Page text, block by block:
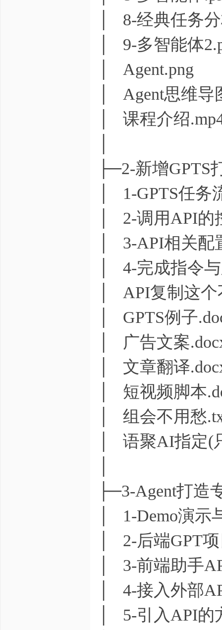
│ 8-经典任务
│ 9-多智能体
│ Agent.png
│ Agent思维导
│ 课程介绍
├─2-新增GPTS
│ 1-GPTS任务
│ 2-调用API的
│ 3-API相关配
│ 4-完成指令
│ API复制这个
│ GPTS例子
│ 广告文案
│ 文章翻译
│ 短视频脚本
│ 组会不用愁
│ 语聚AI指定(
├─3-Agent打造
│ 1-Demo演示
│ 2-后端GPT
│ 3-前端助手
│ 4-接入外部
│ 5-引入API的